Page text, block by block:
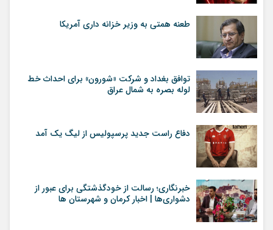
طعنه همتی به وزیر خزانه داری آمریکا
توافق بغداد و شرکت «شورون» برای احداث خط
لوله بصره به شمال عراق
دفاع راست جدید پرسپولیس از لیگ یک آمد
خبرنگاری؛ رسالت از خودگذشتگی برای عبور از
دشواری‌ها | اخبار کرمان و شهرستان ها